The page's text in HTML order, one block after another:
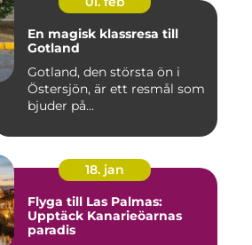
En magisk klassresa till
Gotland
Gotland, den största ön i
Östersjön, är ett resmål som
bjuder på...
18. jan
Flyga till Las Palmas:
Upptäck Kanarieöarnas
paradis